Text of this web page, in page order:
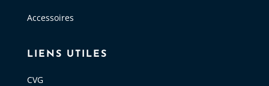
Accessoires
LIENS UTILES
CVG